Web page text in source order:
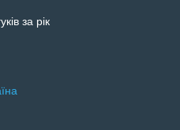
за рік